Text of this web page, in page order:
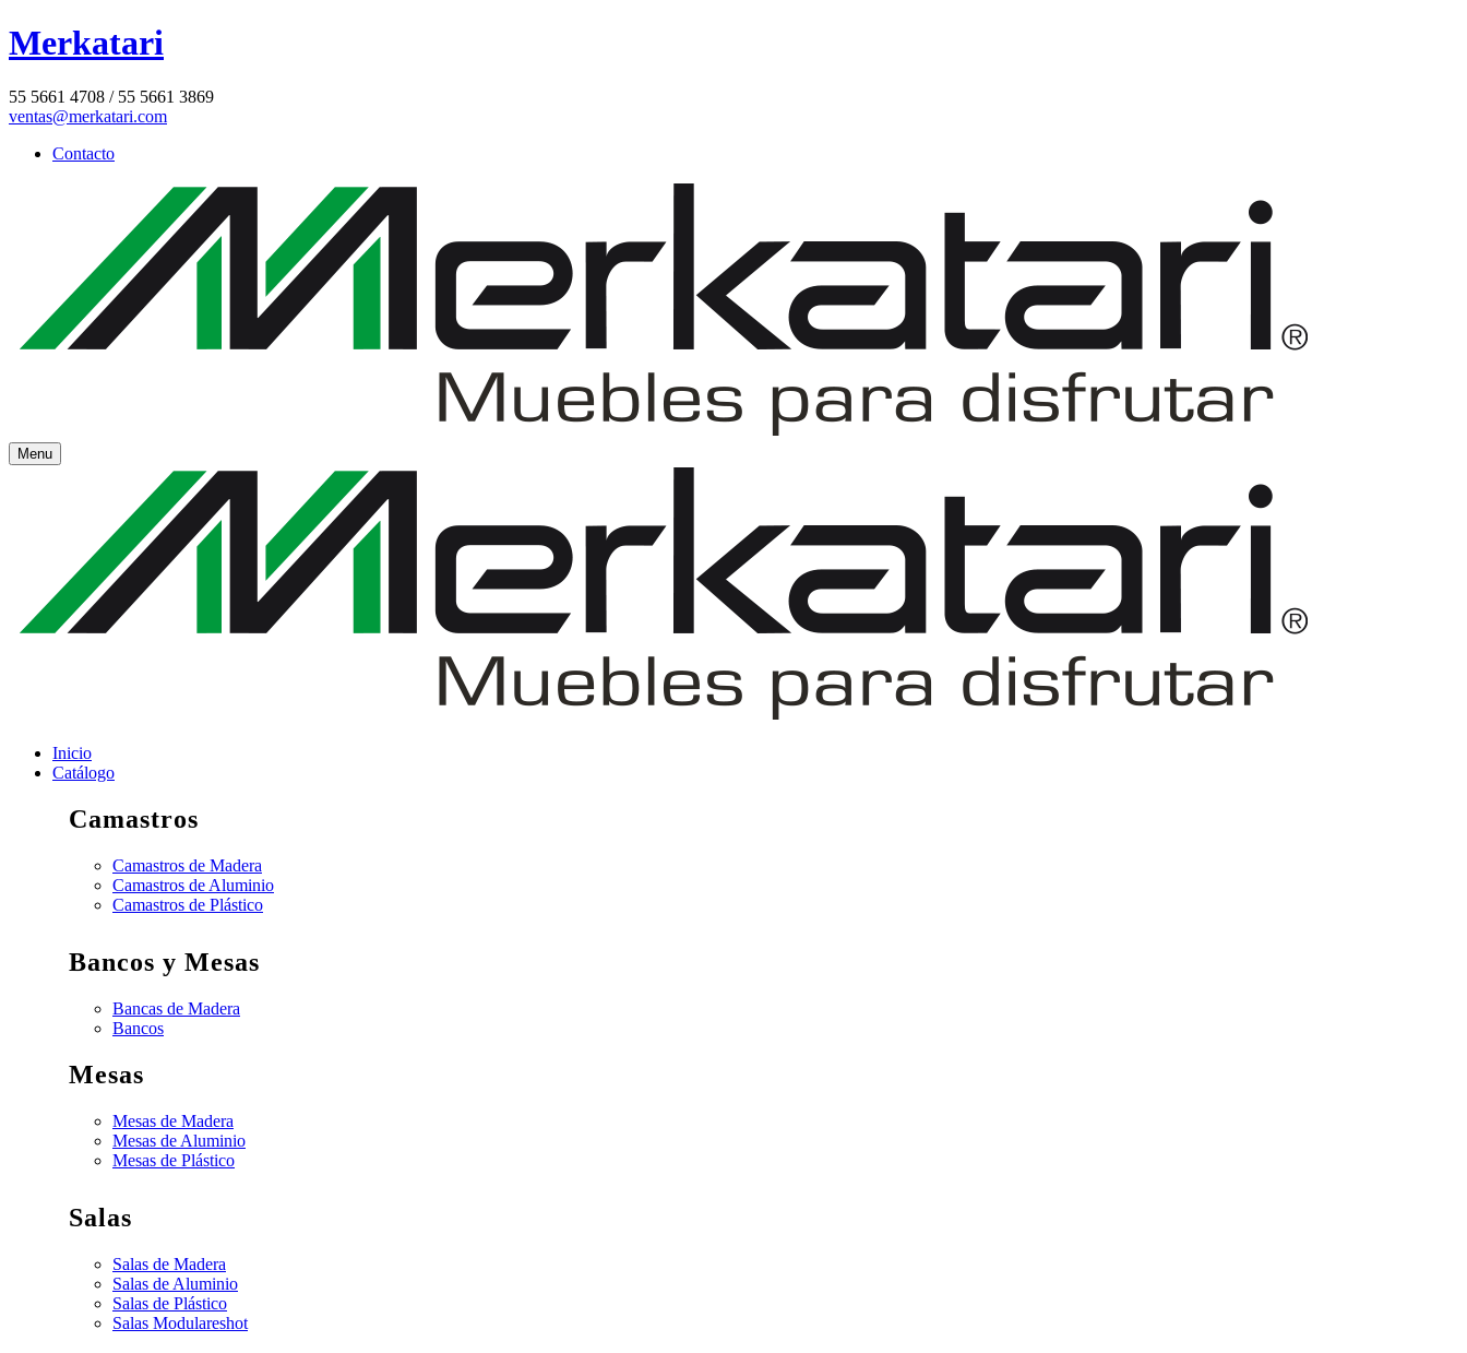
Merkatari
55 5661 4708 / 55 5661 3869
ventas@merkatari.com
Contacto
Menu
Inicio
Catálogo
Camastros
Camastros de Madera
Camastros de Aluminio
Camastros de Plástico
Bancos y Mesas
Bancas de Madera
Bancos
Mesas
Mesas de Madera
Mesas de Aluminio
Mesas de Plástico
Salas
Salas de Madera
Salas de Aluminio
Salas de Plástico
Salas Modulareshot